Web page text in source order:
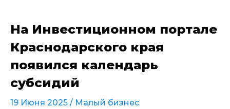
На Инвестиционном портале
Краснодарского края
появился календарь
субсидий
19 Июня 2025 / Малый бизнес